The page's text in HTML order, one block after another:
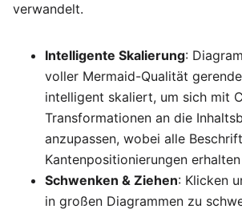
verwandelt.
Intelligente Skalierung:
voller Mermaid-Qualität
intelligent skaliert, um sich mit
Transformationen an die
anzupassen, wobei alle
Kantenpositionierungen
Schwenken & Ziehen: Klicken
in großen Diagrammen zu